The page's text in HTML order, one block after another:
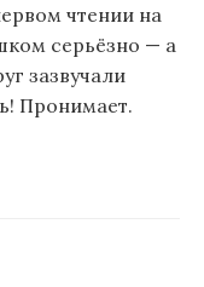
чтении на
серьёзно — а
зазвучали
Пронимает.